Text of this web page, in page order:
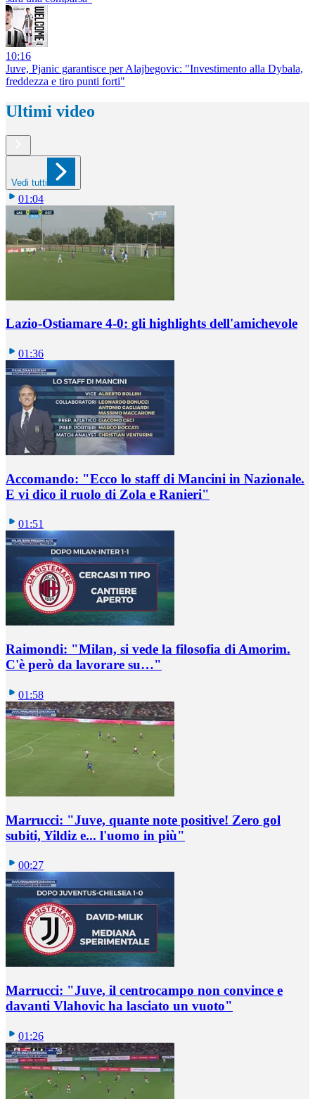
10:16
Juve, Pjanic garantisce per Alajbegovic: "Investimento alla Dybala,
freddezza e tiro punti forti"
Ultimi video
Vedi tutti
01:04
Lazio-Ostiamare 4-0: gli highlights dell'amichevole
01:36
Accomando: "Ecco lo staff di Mancini in Nazionale.
E vi dico il ruolo di Zola e Ranieri"
01:51
Raimondi: "Milan, si vede la filosofia di Amorim.
C'è però da lavorare su…"
01:58
Marrucci: "Juve, quante note positive! Zero gol
subiti, Yildiz e... l'uomo in più"
00:27
Marrucci: "Juve, il centrocampo non convince e
davanti Vlahovic ha lasciato un vuoto"
01:26